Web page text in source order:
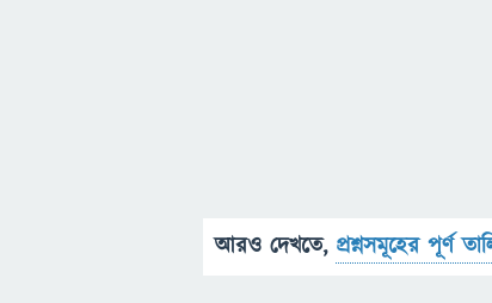
আরও দেখতে, প্রশ্নসমূহের পূর্ণ